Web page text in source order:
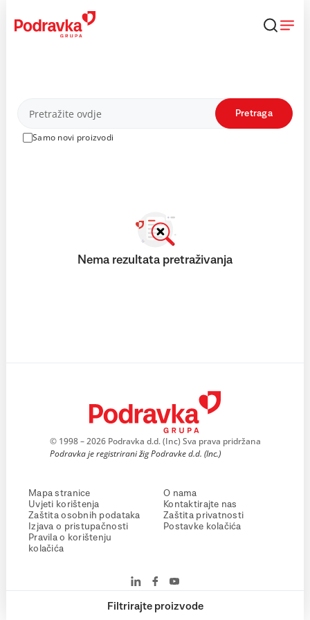
content
Proizvodi
Samo novi proizvodi
Pretraga
Filtrirajte proizvode
Nema rezultata pretraživanja
© 1998 – 2026 Podravka d.d. (Inc) Sva prava pridržana
Podravka je registrirani žig Podravke d.d. (Inc.)
Mapa stranice
Uvjeti korištenja
Zaštita osobnih podataka
Izjava o pristupačnosti
Pravila o korištenju
kolačića
O nama
Kontaktirajte nas
Zaštita privatnosti
Postavke kolačića